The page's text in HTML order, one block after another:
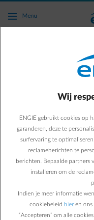
Ga naar de hoofdinhoud
Menu
Betekent deze
overschakel naar
Indien je effectief al in het
danlijkt dit inderdaad een
minder gaan betalen voor
het weekend. Opgelet
nieuwe systeem met
meter bij jou thuis
dit eerder, dan loop je het
geproduceerde elektriciteit
net hebt geïnjecteerd te
Wij
ENGIE gebruikt cookies op
garanderen, deze te
surfervaring te
reclameberichten te
berichten. Bepaalde partners
installeren om de
Indien je meer informatie
cookiebeleid hier en ons
“Accepteren” om alle